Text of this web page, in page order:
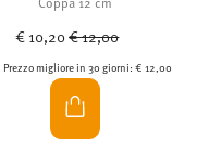
€ 10,20Price reduced from
€ 12,00
Prezzo migliore in 30 giorni: € 12,00